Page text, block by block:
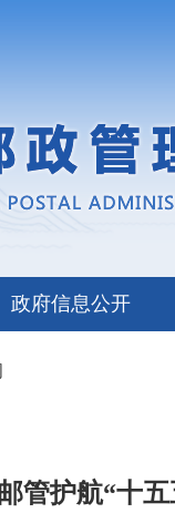
政府信息公开
管护航“十